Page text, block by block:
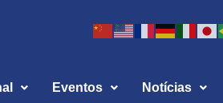
Eventos Notícias